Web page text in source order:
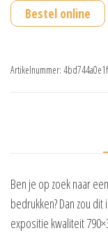
Bestel online
Artikelnummer:
Ben je op zoek naar
bedrukken? Dan zou
expositie kwaliteit